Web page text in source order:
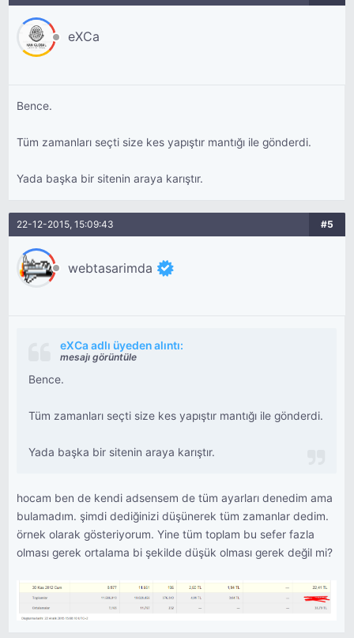
eXCa
Bence.
Tüm zamanları seçti size kes yapıştır mantığı ile gönderdi.
Yada başka bir sitenin araya karıştır.
22-12-2015, 15:09:43 #5
webtasarimda
eXCa adlı üyeden alıntı:
mesajı görüntüle
Bence.
Tüm zamanları seçti size kes yapıştır mantığı ile gönderdi.
Yada başka bir sitenin araya karıştır.
hocam ben de kendi adsensem de tüm ayarları denedim ama
bulamadım. şimdi dediğinizi düşünerek tüm zamanlar dedim.
örnek olarak gösteriyorum. Yine tüm toplam bu sefer fazla
olması gerek ortalama bi şekilde düşük olması gerek değil mi?